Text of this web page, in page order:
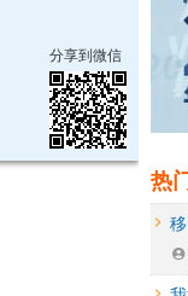
分享到微信
热